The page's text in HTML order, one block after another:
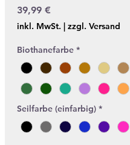
39,99 €
inkl. MwSt. | zzgl. Versand
Biothanefarbe *
Seilfarbe (einfarbig) *